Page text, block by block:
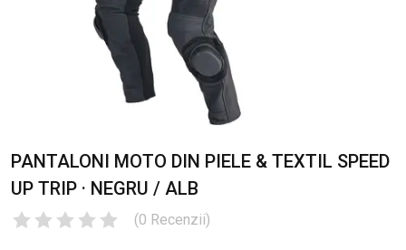
PANTALONI MOTO DIN PIELE & TEXTIL SPEED
UP TRIP · NEGRU / ALB
(0 Recenzii)